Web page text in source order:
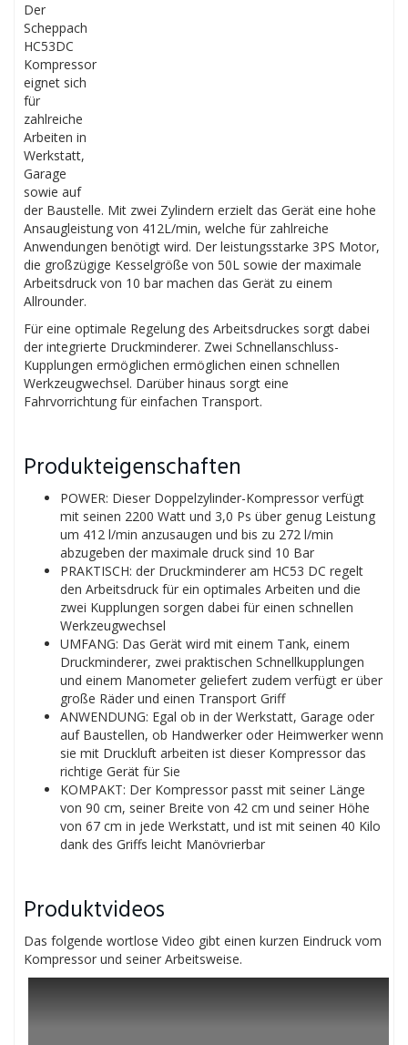
Der
Scheppach
HC53DC
Kompressor
eignet sich
für
zahlreiche
Arbeiten in
Werkstatt,
Garage
sowie auf
der Baustelle. Mit zwei Zylindern erzielt das Gerät eine hohe
Ansaugleistung von 412L/min, welche für zahlreiche
Anwendungen benötigt wird. Der leistungsstarke 3PS Motor,
die großzügige Kesselgröße von 50L sowie der maximale
Arbeitsdruck von 10 bar machen das Gerät zu einem
Allrounder.
Für eine optimale Regelung des Arbeitsdruckes sorgt dabei
der integrierte Druckminderer. Zwei Schnellanschluss-
Kupplungen ermöglichen ermöglichen einen schnellen
Werkzeugwechsel. Darüber hinaus sorgt eine
Fahrvorrichtung für einfachen Transport.
Produkteigenschaften
POWER: Dieser Doppelzylinder-Kompressor verfügt
mit seinen 2200 Watt und 3,0 Ps über genug Leistung
um 412 l/min anzusaugen und bis zu 272 l/min
abzugeben der maximale druck sind 10 Bar
PRAKTISCH: der Druckminderer am HC53 DC regelt
den Arbeitsdruck für ein optimales Arbeiten und die
zwei Kupplungen sorgen dabei für einen schnellen
Werkzeugwechsel
UMFANG: Das Gerät wird mit einem Tank, einem
Druckminderer, zwei praktischen Schnellkupplungen
und einem Manometer geliefert zudem verfügt er über
große Räder und einen Transport Griff
ANWENDUNG: Egal ob in der Werkstatt, Garage oder
auf Baustellen, ob Handwerker oder Heimwerker wenn
sie mit Druckluft arbeiten ist dieser Kompressor das
richtige Gerät für Sie
KOMPAKT: Der Kompressor passt mit seiner Länge
von 90 cm, seiner Breite von 42 cm und seiner Höhe
von 67 cm in jede Werkstatt, und ist mit seinen 40 Kilo
dank des Griffs leicht Manövrierbar
Produktvideos
Das folgende wortlose Video gibt einen kurzen Eindruck vom
Kompressor und seiner Arbeitsweise.